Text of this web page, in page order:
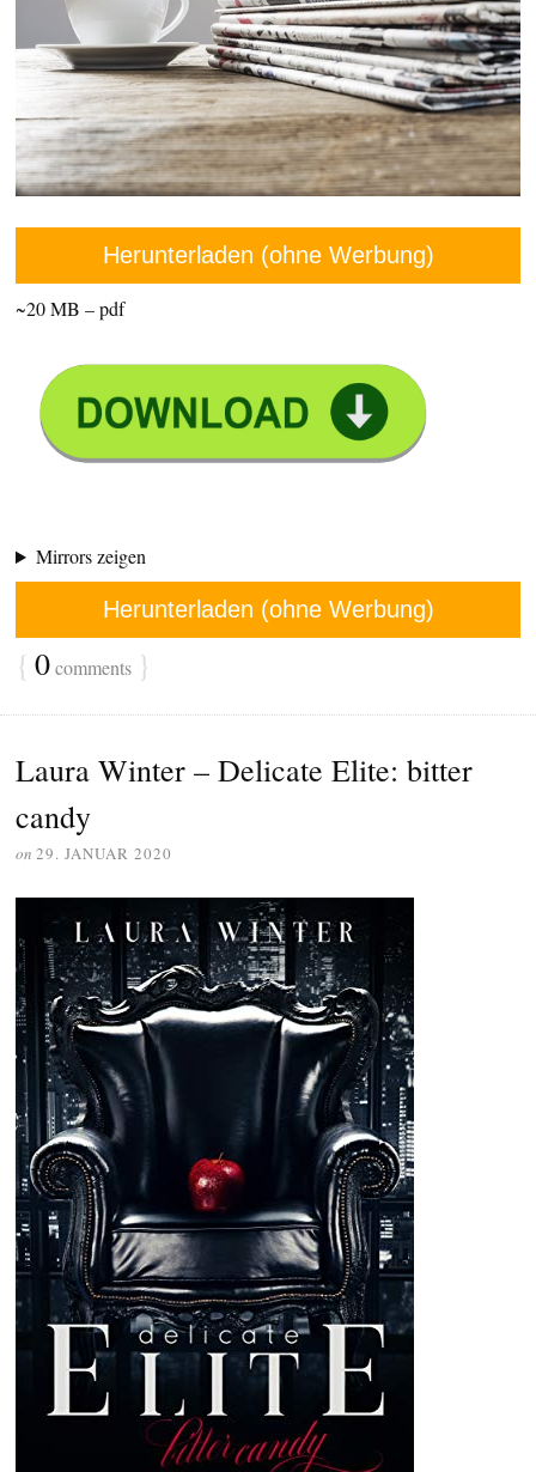
Herunterladen (ohne Werbung)
~20 MB – pdf
Mirrors zeigen
Herunterladen (ohne Werbung)
{ 0comments }
Laura Winter – Delicate Elite: bitter
candy
on 29. JANUAR 2020